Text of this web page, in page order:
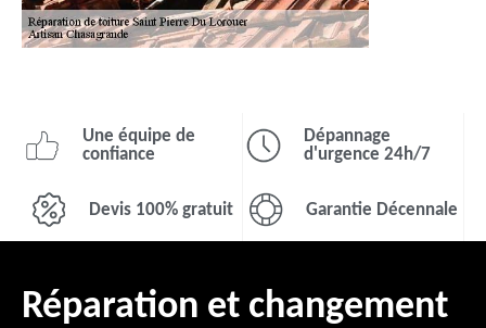
Une équipe de
confiance
Dépannage
d'urgence 24h/7
Devis 100% gratuit Garantie Décennale
Réparation et changement